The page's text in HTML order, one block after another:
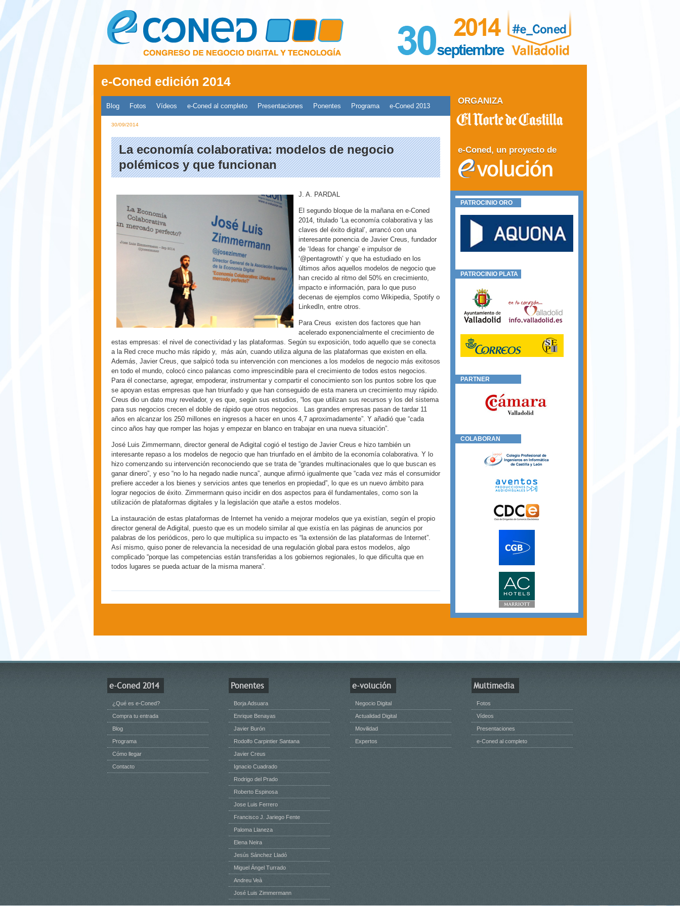
Pasar al contenido principal
e-Coned edición 2014
Menú principal 2014
Blog Fotos Vídeos e-Coned al completo Presentaciones Ponentes Programa e-Coned 2013
30/09/2014
La economía colaborativa: modelos de negocio
polémicos y que funcionan
J. A. PARDAL
El segundo bloque de la mañana en e-Coned
2014, titulado ‘La economía colaborativa y las
claves del éxito digital’, arrancó con una
interesante ponencia de Javier Creus, fundador
de ‘Ideas for change’ e impulsor de
‘@pentagrowth’ y que ha estudiado en los
últimos años aquellos modelos de negocio que
han crecido al ritmo del 50% en crecimiento,
impacto e información, para lo que puso
decenas de ejemplos como Wikipedia, Spotify o
LinkedIn, entre otros.
Para Creus existen dos factores que han
acelerado exponencialmente el crecimiento de
estas empresas: el nivel de conectividad y las plataformas. Según su exposición, todo aquello que se conecta
a la Red crece mucho más rápido y, más aún, cuando utiliza alguna de las plataformas que existen en ella.
Además, Javier Creus, que salpicó toda su intervención con menciones a los modelos de negocio más exitosos
en todo el mundo, colocó cinco palancas como imprescindible para el crecimiento de todos estos negocios.
Para él conectarse, agregar, empoderar, instrumentar y compartir el conocimiento son los puntos sobre los que
se apoyan estas empresas que han triunfado y que han conseguido de esta manera un crecimiento muy rápido.
Creus dio un dato muy revelador, y es que, según sus estudios, “los que utilizan sus recursos y los del sistema
para sus negocios crecen el doble de rápido que otros negocios. Las grandes empresas pasan de tardar 11
años en alcanzar los 250 millones en ingresos a hacer en unos 4,7 aproximadamente”. Y añadió que “cada
cinco años hay que romper las hojas y empezar en blanco en trabajar en una nueva situación”.
José Luis Zimmermann, director general de Adigital cogió el testigo de Javier Creus e hizo también un
interesante repaso a los modelos de negocio que han triunfado en el ámbito de la economía colaborativa. Y lo
hizo comenzando su intervención reconociendo que se trata de “grandes multinacionales que lo que buscan es
ganar dinero”, y eso “no lo ha negado nadie nunca”, aunque afirmó igualmente que “cada vez más el consumidor
prefiere acceder a los bienes y servicios antes que tenerlos en propiedad”, lo que es un nuevo ámbito para
lograr negocios de éxito. Zimmermann quiso incidir en dos aspectos para él fundamentales, como son la
utilización de plataformas digitales y la legislación que atañe a estos modelos.
La instauración de estas plataformas de Internet ha venido a mejorar modelos que ya existían, según el propio
director general de Adigital, puesto que es un modelo similar al que existía en las páginas de anuncios por
palabras de los periódicos, pero lo que multiplica su impacto es “la extensión de las plataformas de Internet”.
Así mismo, quiso poner de relevancia la necesidad de una regulación global para estos modelos, algo
complicado “porque las competencias están transferidas a los gobiernos regionales, lo que dificulta que en
todos lugares se pueda actuar de la misma manera”.
ORGANIZA
e-Coned, un proyecto de
PATROCINIO ORO
PATROCINIO PLATA
PARTNER
COLABORAN
e-Coned 2014
¿Qué es e-Coned?
Compra tu entrada
Blog
Programa
Cómo llegar
Contacto
Ponentes
Borja Adsuara
Enrique Benayas
Javier Burón
Rodolfo Carpintier Santana
Javier Creus
Ignacio Cuadrado
Rodrigo del Prado
Roberto Espinosa
Jose Luis Ferrero
Francisco J. Jariego Fente
Paloma Llaneza
Elena Neira
Jesús Sánchez Lladó
Miguel Ángel Turrado
Andreu Veà
José Luis Zimmermann
e-volución
Negocio Digital
Actualidad Digital
Movilidad
Expertos
Multimedia
Fotos
Vídeos
Presentaciones
e-Coned al completo